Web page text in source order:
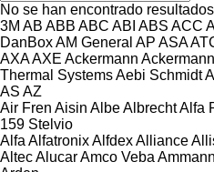
No se han encontrado
3M AB ABB ABC ABI ABS ACC
DanBoxAM General AP ASA
AXAAXE Ackermann
Thermal SystemsAebi Schmidt
AS AZ
Air Fren Aisin AlbeAlbrechtAlfa
159 Stelvio
Alfa AlfatronixAlfdexAlliance
AltecAlucarAmco Veba Ammann